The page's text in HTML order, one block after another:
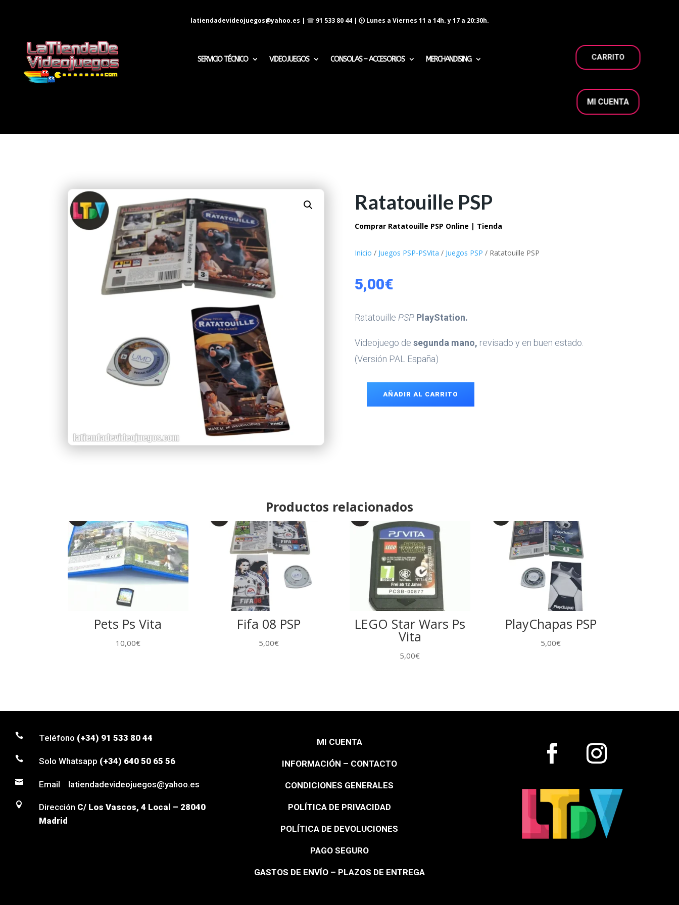
latiendadevideojuegos@yahoo.es | ☎ 91 533 80 44| 🕦 Lunes a Viernes 11 a 14h. y 17 a 20:30h.
SERVICIO TÉCNICO VIDEOJUEGOS CONSOLAS – ACCESORIOS MERCHANDISING CARRITO
MI CUENTA
Ratatouille PSP
Comprar Ratatouille PSP Online | Tienda
Inicio / Juegos PSP-PSVita / Juegos PSP / Ratatouille PSP
5,00€
Ratatouille PSP PlayStation.
Videojuego de segunda mano, revisado y en buen estado.
(Versión PAL España)
Ratatouille
AÑADIR AL CARRITO
Productos relacionados
Pets Ps Vita
10,00€
Fifa 08 PSP
5,00€
LEGO Star Wars Ps
Vita
5,00€
PlayChapas PSP
5,00€
 Teléfono (+34) 91 533 80 44
 Solo Whatsapp (+34) 640 50 65 56
 Email latiendadevideojuegos@yahoo.es
 Dirección C/ Los Vascos, 4 Local – 28040
Madrid
MI CUENTA
INFORMACIÓN – CONTACTO
CONDICIONES GENERALES
POLÍTICA DE PRIVACIDAD
POLÍTICA DE DEVOLUCIONES
PAGO SEGURO
GASTOS DE ENVÍO – PLAZOS DE ENTREGA